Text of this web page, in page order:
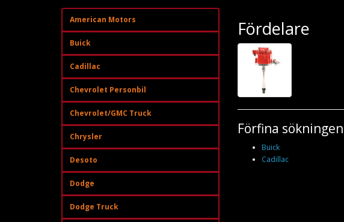
American Motors
Buick
Cadillac
Chevrolet Personbil
Chevrolet/GMC Truck
Chrysler
Desoto
Dodge
Dodge Truck
Fördelare
Förfina sökningen
Buick
Cadillac